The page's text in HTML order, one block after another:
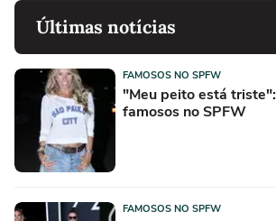
Últimas notícias
FAMOSOS NO SPFW
"Meu peito está
famosos no SPFW
FAMOSOS NO SPFW